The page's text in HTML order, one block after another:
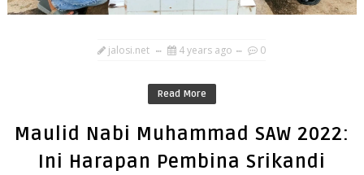
jalosi.net 4 years ago 0
Read More
Maulid Nabi Muhammad SAW 2022:
Ini Harapan Pembina Srikandi